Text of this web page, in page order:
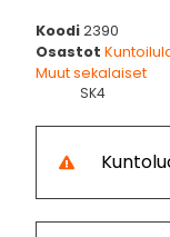
Koodi2390
Osastot
Muut sekalaiset
SK4